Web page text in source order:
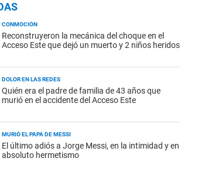
CONMOCIÓN
Reconstruyeron la mecánica del choque en el
Acceso Este que dejó un muerto y 2 niños heridos
DOLOR EN LAS REDES
Quién era el padre de familia de 43 años que
murió en el accidente del Acceso Este
MURIÓ EL PAPÁ DE MESSI
El último adiós a Jorge Messi, en la intimidad y en
absoluto hermetismo